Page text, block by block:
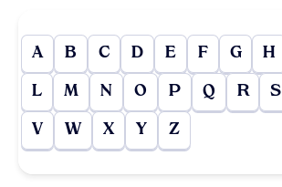
A B C D E F G H
L M N O P Q R S
V W X Y Z